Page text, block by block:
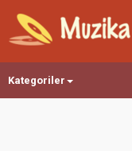
Kategoriler